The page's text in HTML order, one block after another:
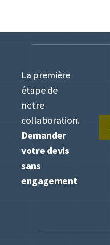
La première
étape de
notre
collaboration.
Demander
votre devis
sans
engagement